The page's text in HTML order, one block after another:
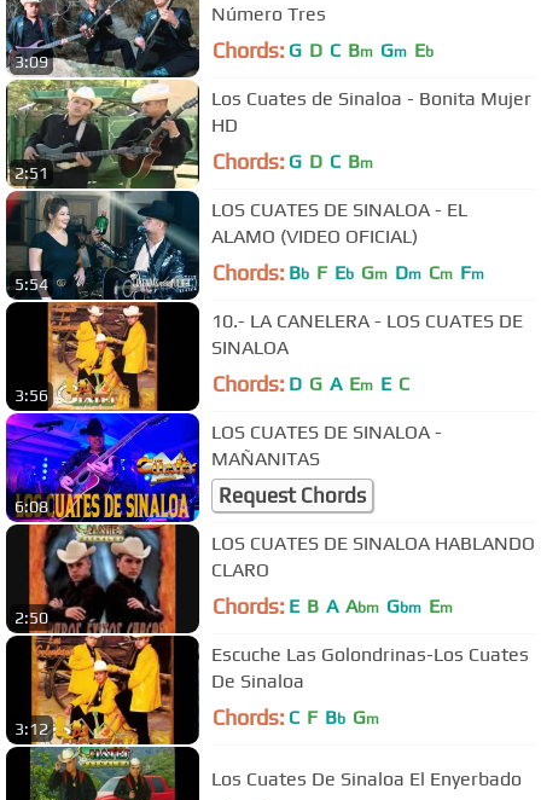
3:09
Número Tres
Chords: G D C Bm Gm Eb
2:51
Los Cuates de Sinaloa - Bonita Mujer
HD
Chords: G D C Bm
5:54
LOS CUATES DE SINALOA - EL
ALAMO (VIDEO OFICIAL)
Chords: Bb F Eb Gm Dm Cm Fm
3:56
10.- LA CANELERA - LOS CUATES DE
SINALOA
Chords: D G A Em E C
6:08
LOS CUATES DE SINALOA -
MAÑANITAS
Request Chords
2:50
LOS CUATES DE SINALOA HABLANDO
CLARO
Chords: E B A Abm Gbm Em
3:12
Escuche Las Golondrinas-Los Cuates
De Sinaloa
Chords: C F Bb Gm
Los Cuates De Sinaloa El Enyerbado